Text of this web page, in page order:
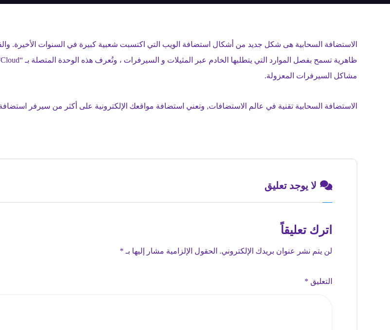
مشاكل السيرفرات المعزولة.
الاستضافة السحابية تقنية في عالم الاستضافات, وتعني استضافة مواقعك الإلكترونية على أكثر من سيرفر
لا يوجد تعليق
اترك تعليقاً
لن يتم نشر عنوان بريدك الإلكتروني. الحقول الإلزامية مشار إليها بـ *
التعليق *